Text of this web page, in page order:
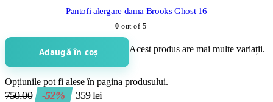
Pantofi alergare dama Brooks Ghost 16
0 out of 5
Adaugă în coș Acest produs are mai multe variații.
Opțiunile pot fi alese în pagina produsului.
750.00 -52% 359lei